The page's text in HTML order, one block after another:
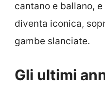
cantano e ballano,
diventa iconica,
gambe slanciate.
Gli ultimi